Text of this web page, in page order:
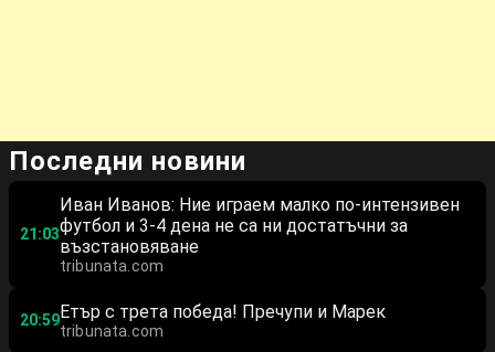
Последни новини
21:03
Иван Иванов: Ние играем малко по-интензивен
футбол и 3-4 дена не са ни достатъчни за
възстановяване
tribunata.com
20:59Етър с трета победа! Пречупи и Марек
tribunata.com